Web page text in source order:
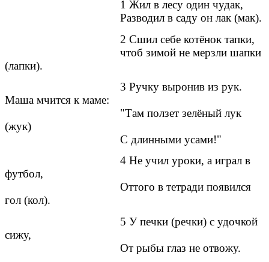
1 Жил в лесу один чудак,
Разводил в саду он лак (мак).
2 Сшил себе котёнок тапки,
чтоб зимой не мерзли шапки
(лапки).
3 Ручку выронив из рук.
Маша мчится к маме:
"Там ползет зелёный лук
(жук)
С длинными усами!"
4 Не учил уроки, а играл в
футбол,
Оттого в тетради появился
гол (кол).
5 У печки (речки) с удочкой
сижу,
От рыбы глаз не отвожу.